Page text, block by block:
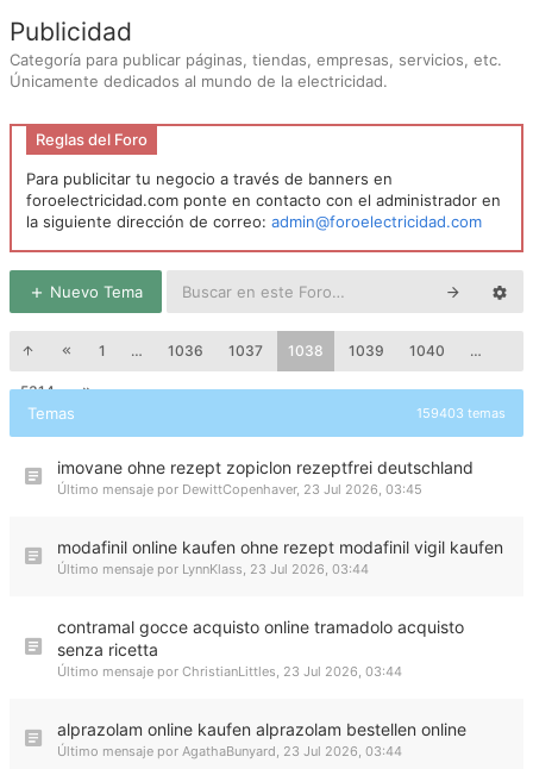
Publicidad
Categoría para publicar páginas, tiendas, empresas, servicios, etc.
Únicamente dedicados al mundo de la electricidad.
Reglas del Foro
Para publicitar tu negocio a través de banners en
foroelectricidad.com ponte en contacto con el administrador en
la siguiente dirección de correo: admin@foroelectricidad.com
Nuevo Tema
1 … 1036 1037 1038 1039 1040 …
5314
Temas 159403 temas
imovane ohne rezept zopiclon rezeptfrei deutschland
Último mensaje por DewittCopenhaver, 23 Jul 2026, 03:45
modafinil online kaufen ohne rezept modafinil vigil kaufen
Último mensaje por LynnKlass, 23 Jul 2026, 03:44
contramal gocce acquisto online tramadolo acquisto
senza ricetta
Último mensaje por ChristianLittles, 23 Jul 2026, 03:44
alprazolam online kaufen alprazolam bestellen online
Último mensaje por AgathaBunyard, 23 Jul 2026, 03:44